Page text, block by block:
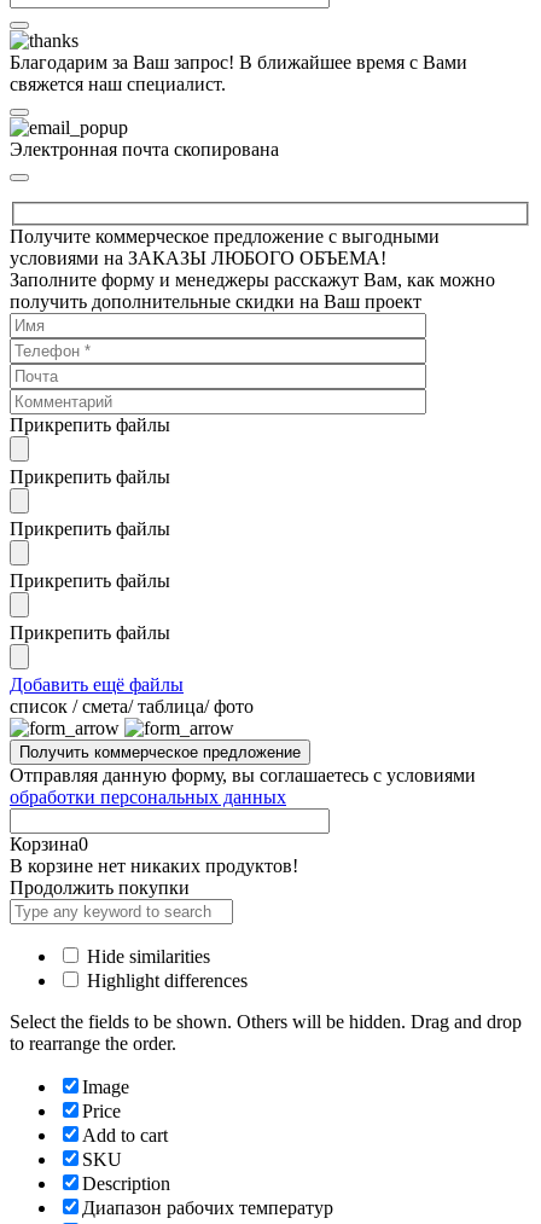
Благодарим за Ваш запрос! В ближайшее время с Вами
свяжется наш специалист.
Электронная почта скопирована
Получите коммерческое предложение с выгодными
условиями на ЗАКАЗЫ ЛЮБОГО ОБЪЕМА!
Заполните форму и менеджеры расскажут Вам, как можно
получить дополнительные скидки на Ваш проект
Прикрепить файлы
Прикрепить файлы
Прикрепить файлы
Прикрепить файлы
Прикрепить файлы
Добавить ещё файлы
cписок / смета/ таблица/ фото
Отправляя данную форму, вы соглашаетесь с условиями
обработки персональных данных
Корзина0
В корзине нет никаких продуктов!
Продолжить покупки
Hide similarities
Highlight differences
Select the fields to be shown. Others will be hidden. Drag and drop
to rearrange the order.
Image
Price
Add to cart
SKU
Description
Диапазон рабочих температур